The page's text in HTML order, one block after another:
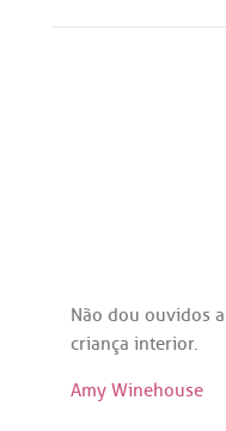
Não dou ouvidos a
criança interior.
Amy Winehouse